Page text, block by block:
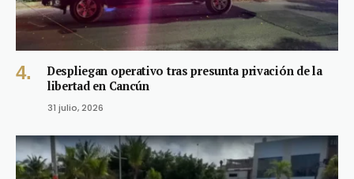
Despliegan operativo tras presunta privación de la
libertad en Cancún
31 julio, 2026